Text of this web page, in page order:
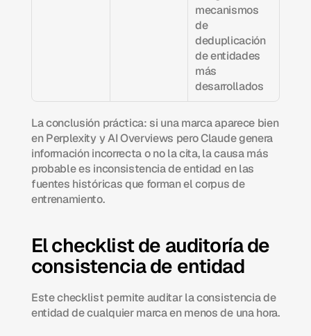
mecanismos
de
deduplicación
de entidades
más
desarrollados
La conclusión práctica: si una marca aparece bien
en Perplexity y AI Overviews pero Claude genera
información incorrecta o no la cita, la causa más
probable es inconsistencia de entidad en las
fuentes históricas que forman el corpus de
entrenamiento.
El checklist de auditoría de
consistencia de entidad
Este checklist permite auditar la consistencia de
entidad de cualquier marca en menos de una hora.